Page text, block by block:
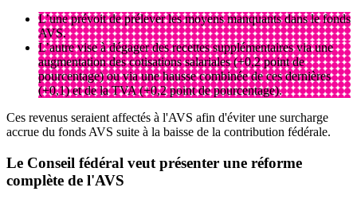
L’une prévoit de prélever les moyens manquants dans le fonds
AVS.
L’autre vise à dégager des recettes supplémentaires via une
augmentation des cotisations salariales (+0,2 point de
pourcentage) ou via une hausse combinée de ces dernières
(+0,1) et de la TVA (+0,2 point de pourcentage).
Ces revenus seraient affectés à l'AVS afin d'éviter une surcharge
accrue du fonds AVS suite à la baisse de la contribution fédérale.
Le Conseil fédéral veut présenter une réforme
complète de l'AVS